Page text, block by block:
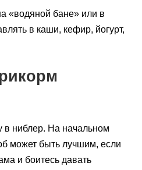
«водяной бане» или в
в каши, кефир, йогурт,
в ниблер. На начальном
может быть лучшим, если
и боитесь давать